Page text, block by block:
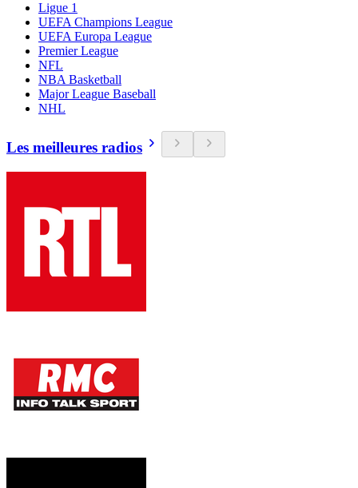
Ligue 1
UEFA Champions League
UEFA Europa League
Premier League
NFL
NBA Basketball
Major League Baseball
NHL
Les meilleures radios